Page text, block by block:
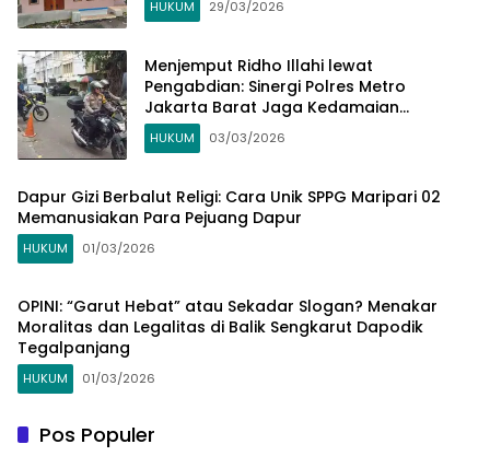
HUKUM 29/03/2026
Menjemput Ridho Illahi lewat
Pengabdian: Sinergi Polres Metro
Jakarta Barat Jaga Kedamaian
Ramadhan di Roa Malaka
HUKUM 03/03/2026
Dapur Gizi Berbalut Religi: Cara Unik SPPG Maripari 02
Memanusiakan Para Pejuang Dapur
HUKUM 01/03/2026
OPINI: “Garut Hebat” atau Sekadar Slogan? Menakar
Moralitas dan Legalitas di Balik Sengkarut Dapodik
Tegalpanjang
HUKUM 01/03/2026
Pos Populer